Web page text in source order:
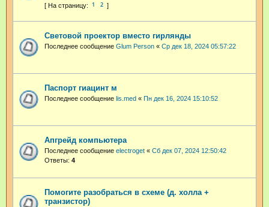
1 2
Световой проектор вместо гирлянды
Последнее сообщение Glum Person « Ср дек 18, 2024 05:57:22
Паспорт гиацинт м
Последнее сообщение lis.med « Пн дек 16, 2024 15:10:52
Апгрейд компьютера
Последнее сообщение electroget « Сб дек 07, 2024 12:50:42
Ответы: 4
Помогите разобраться в схеме (д. холла +
транзистор)